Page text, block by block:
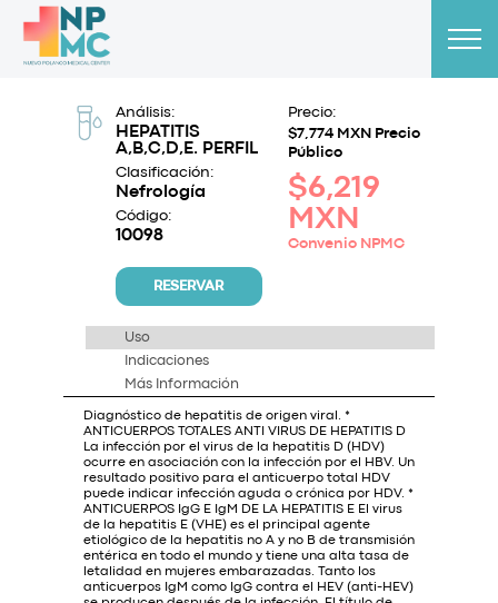
Análisis:
HEPATITIS
A,B,C,D,E. PERFIL
Clasificación:
Nefrología
Código:
10098
RESERVAR
Precio:
$7,774 MXN Precio
Público
$6,219
MXN
Convenio NPMC
Uso
Indicaciones
Más Información
Diagnóstico de hepatitis de origen viral. *
ANTICUERPOS TOTALES ANTI VIRUS DE HEPATITIS D
La infección por el virus de la hepatitis D (HDV)
ocurre en asociación con la infección por el HBV. Un
resultado positivo para el anticuerpo total HDV
puede indicar infección aguda o crónica por HDV. *
ANTICUERPOS IgG E IgM DE LA HEPATITIS E El virus
de la hepatitis E (VHE) es el principal agente
etiológico de la hepatitis no A y no B de transmisión
entérica en todo el mundo y tiene una alta tasa de
letalidad en mujeres embarazadas. Tanto los
anticuerpos IgM como IgG contra el HEV (anti-HEV)